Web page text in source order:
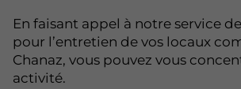
En faisant appel à notre service
pour l’entretien de vos locaux
Chanaz, vous pouvez vous
activité.